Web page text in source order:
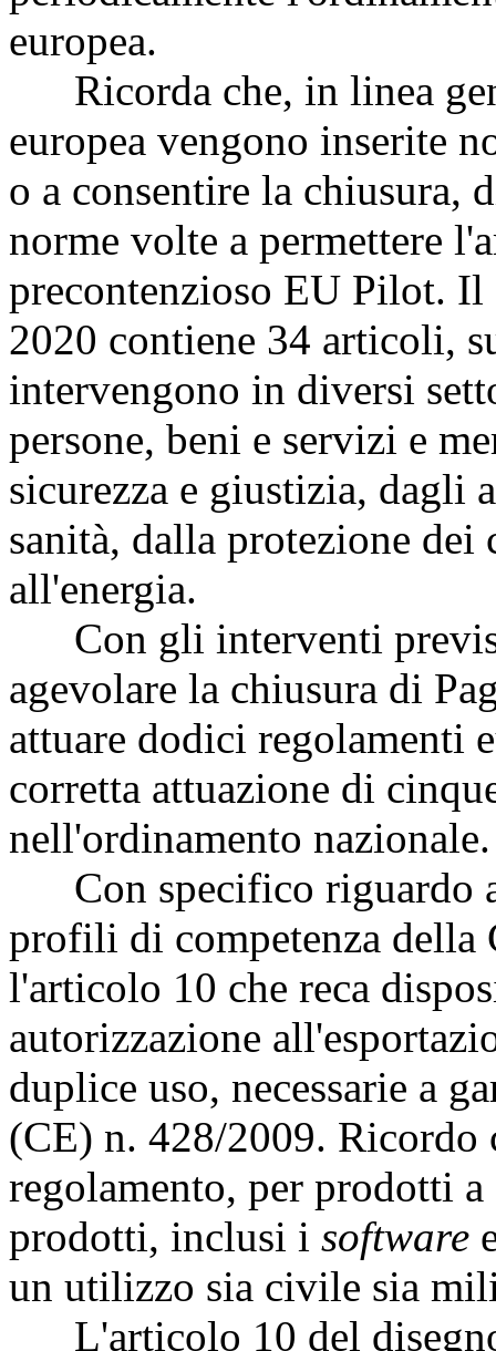
europea.
Ricorda che, in linea
europea vengono inserite
o a consentire la chiusura,
norme volte a permettere
precontenzioso EU Pilot. Il
2020 contiene 34 articoli,
intervengono in diversi
persone, beni e servizi e
sicurezza e giustizia, dagli
sanità, dalla protezione dei
all'energia.
Con gli interventi
agevolare la chiusura di
attuare dodici regolamenti
corretta attuazione di
nell'ordinamento nazionale.
Con specifico riguardo
profili di competenza della
l'articolo 10 che reca
autorizzazione
duplice uso, necessarie a
(CE) n. 428/2009. Ricordo
regolamento, per prodotti
prodotti, inclusi i software
un utilizzo sia civile sia
L'articolo 10 del